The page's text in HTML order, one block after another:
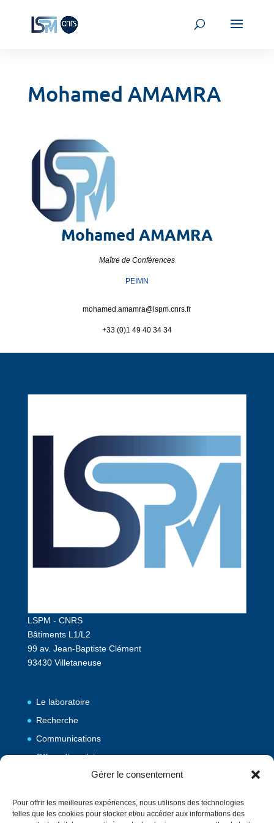
Gérer le consentement
Pour offrir les meilleures expériences, nous utilisons des technologies
telles que les cookies pour stocker et/ou accéder aux informations des
Mohamed AMAMRA
Mohamed AMAMRA
Maître de Conférences
PEIMN
mohamed.amamra@ lspm.cnrs.fr
+33 (0)1 49 40 34 34
LSPM - CNRS
Bâtiments L1/L2
99 av. Jean-Baptiste Clément
93430 Villetaneuse
Le laboratoire
Recherche
Communications
Offres d’emploi
Publications
Vulgarisation